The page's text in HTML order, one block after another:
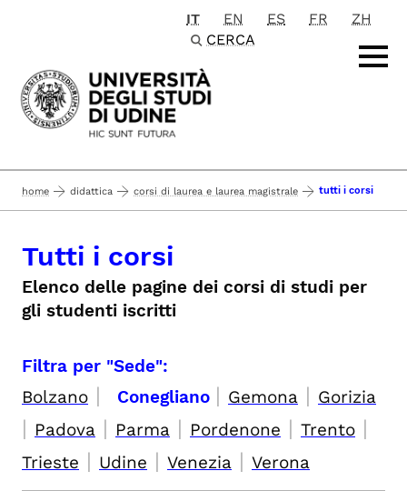
Passa al contenuto principale
IT EN ES FR
ZH
CERCA
home didattica corsi di laurea e laurea magistrale tutti i corsi
Tutti i corsi
Elenco delle pagine dei corsi di studi per
gli studenti iscritti
Filtra per "Sede":
Bolzano | Conegliano | Gemona | Gorizia
| Padova | Parma | Pordenone | Trento |
Trieste | Udine | Venezia | Verona